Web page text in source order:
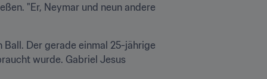
"Er, Neymar und neun andere
Der gerade einmal 25-jährige
wurde. Gabriel Jesus